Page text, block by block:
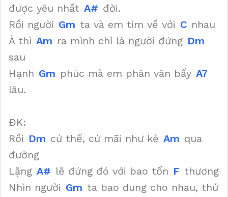
được yêu nhất A# đời.
Rồi người Gm ta và em tìm về với C nhau
À thì Am ra mình chỉ là người đứng Dm
sau
Hạnh Gm phúc mà em phân vân bấy A7
lâu.
ĐK:
Rồi Dm cứ thế, cứ mãi như kẻ Am qua
đường
Lặng A# lẽ đứng đó với bao tổn F thương
Nhìn người Gm ta bao dung cho nhau, thứ